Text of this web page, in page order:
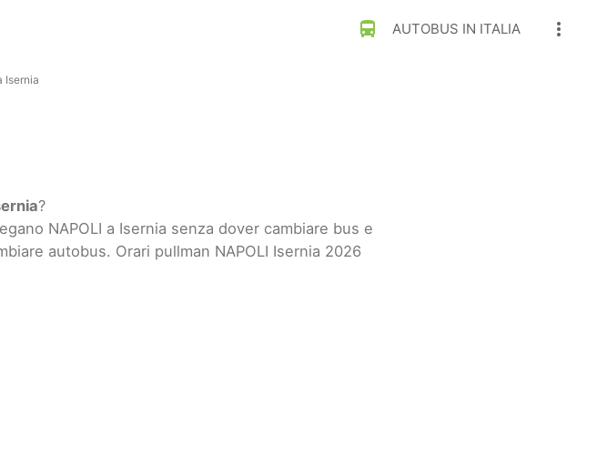
directions_bus AUTOBUS IN ITALIA more_vert
Isernia
?
NAPOLI a Isernia senza dover cambiare bus e
autobus. Orari pullman NAPOLI Isernia 2026